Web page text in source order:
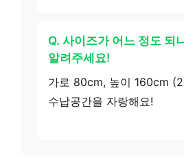
Q. 사이즈가 어느 정도 되
알려주세요!
가로 80cm, 높이 160cm
수납공간을 자랑해요!